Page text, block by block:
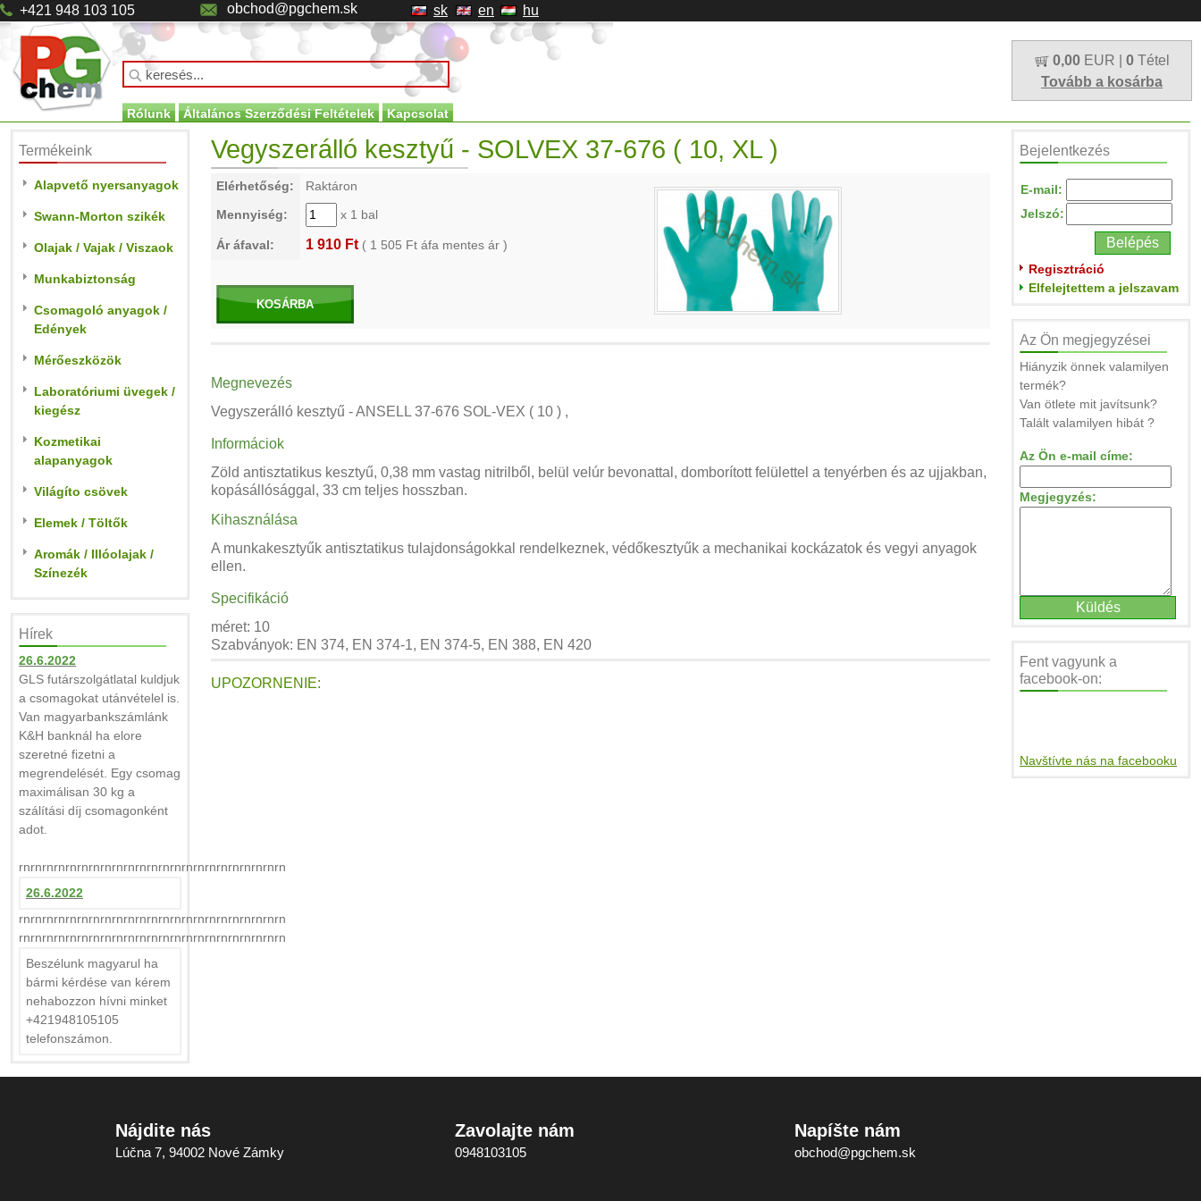
+421 948 103 105 obchod@pgchem.sk sk en hu
0,00 EUR | 0 Tétel
Tovább a kosárba
Rólunk Általános Szerződési Feltételek Kapcsolat
Termékeink
Alapvető nyersanyagok
Swann-Morton szikék
Olajak / Vajak / Viszaok
Munkabiztonság
Csomagoló anyagok /
Edények
Mérőeszközök
Laboratóriumi üvegek /
kiegész
Kozmetikai
alapanyagok
Világíto csövek
Elemek / Töltők
Aromák / Illóolajak /
Színezék
Hírek
26.6.2022
GLS futárszolgátlatal kuldjuk
a csomagokat utánvételel is.
Van magyarbankszámlánk
K&H banknál ha elore
szeretné fizetni a
megrendelését. Egy csomag
maximálisan 30 kg a
szálítási díj csomagonként
adot.
rnrnrnrnrnrnrnrnrnrnrnrnrnrnrnrnrnrnrnrnrnrnrn
26.6.2022
rnrnrnrnrnrnrnrnrnrnrnrnrnrnrnrnrnrnrnrnrnrnrn
rnrnrnrnrnrnrnrnrnrnrnrnrnrnrnrnrnrnrnrnrnrnrn
Beszélunk magyarul ha
bármi kérdése van kérem
nehabozzon hívni minket
+421948105105
telefonszámon.
Vegyszerálló kesztyű - SOLVEX 37-676 ( 10, XL )
Elérhetőség:
Raktáron
Mennyiség:
x 1 bal
Ár áfaval: 1 910 Ft ( 1 505 Ft áfa mentes ár )
KOSÁRBA
Megnevezés
Vegyszerálló kesztyű - ANSELL 37-676 SOL-VEX ( 10 ) ,
Informáciok
Zöld antisztatikus kesztyű, 0,38 mm vastag nitrilből, belül velúr bevonattal, domborított felülettel a tenyérben és az ujjakban,
kopásállósággal, 33 cm teljes hosszban.
Kihasználása
A munkakesztyűk antisztatikus tulajdonságokkal rendelkeznek, védőkesztyűk a mechanikai kockázatok és vegyi anyagok
ellen.
Specifikáció
méret: 10
Szabványok: EN 374, EN 374-1, EN 374-5, EN 388, EN 420
UPOZORNENIE:
Bejelentkezés
E-mail:
Jelszó:
Regisztráció
Elfelejtettem a jelszavam
Az Ön megjegyzései
Hiányzik önnek valamilyen
termék?
Van ötlete mit javítsunk?
Talált valamilyen hibát ?
Az Ön e-mail címe:
Megjegyzés:
Fent vagyunk a
facebook-on:
Navštívte nás na facebooku
Nájdite nás
Lúčna 7, 94002 Nové Zámky
Zavolajte nám
0948103105
Napíšte nám
obchod@pgchem.sk